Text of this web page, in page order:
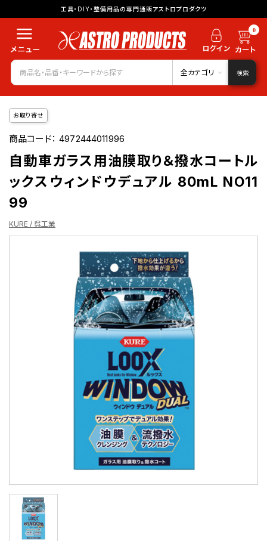
工具・DIY・整備用品の専門通販アストロプロダクツ
0
全カテゴリ 検索
お取り寄せ
商品コード：4972444011996
自動車ガラス用油膜取り＆撥水コートル
ックスウィンドウデュアル 80mL NO11
99
KURE / 呉工業